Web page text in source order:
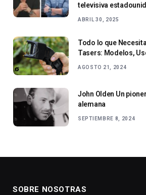
televisiva
ABRIL 30, 2025
Todo lo que
Tasers: Modelos,
AGOSTO 21, 2024
John Olden Un
alemana
SEPTIEMBRE 8, 2024
SOBRE NOSOTRAS